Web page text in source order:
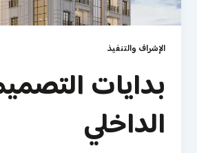
اﻹشراف والتنفيذ
بداياتالتصميم
الداخلي